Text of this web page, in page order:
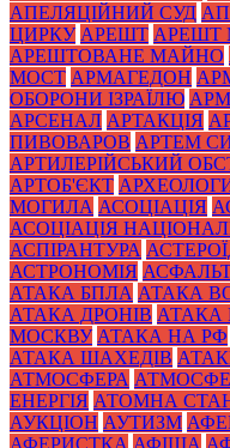
АПЕЛЯЦІЙНИЙ СУД
ЦИРКУ АРЕШТ АРЕШТ
АРЕШТОВАНЕ МАЙНО
МОСТ АРМАГЕДОН
ОБОРОНИ ІЗРАЇЛЮ
АРСЕНАЛ АРТАКЦІЯ
ПИВОВАРОВ АРТЕМ
АРТИЛЕРІЙСЬКИЙ
АРТОБ'ЄКТ
МОГИЛА АСОЦІАЦІЯ
АСОЦІАЦІЯ
АСПІРАНТУРА
АСТРОНОМІЯ
АТАКА БПЛА АТАКА
АТАКА ДРОНІВ АТАКА
МОСКВУ АТАКА НА РФ
АТАКА ШАХЕДІВ
АТМОСФЕРА
ЕНЕРГІЯ АТОМНА
АУКЦІОН АУТИЗМ
АФЕРИСТКА АФІША